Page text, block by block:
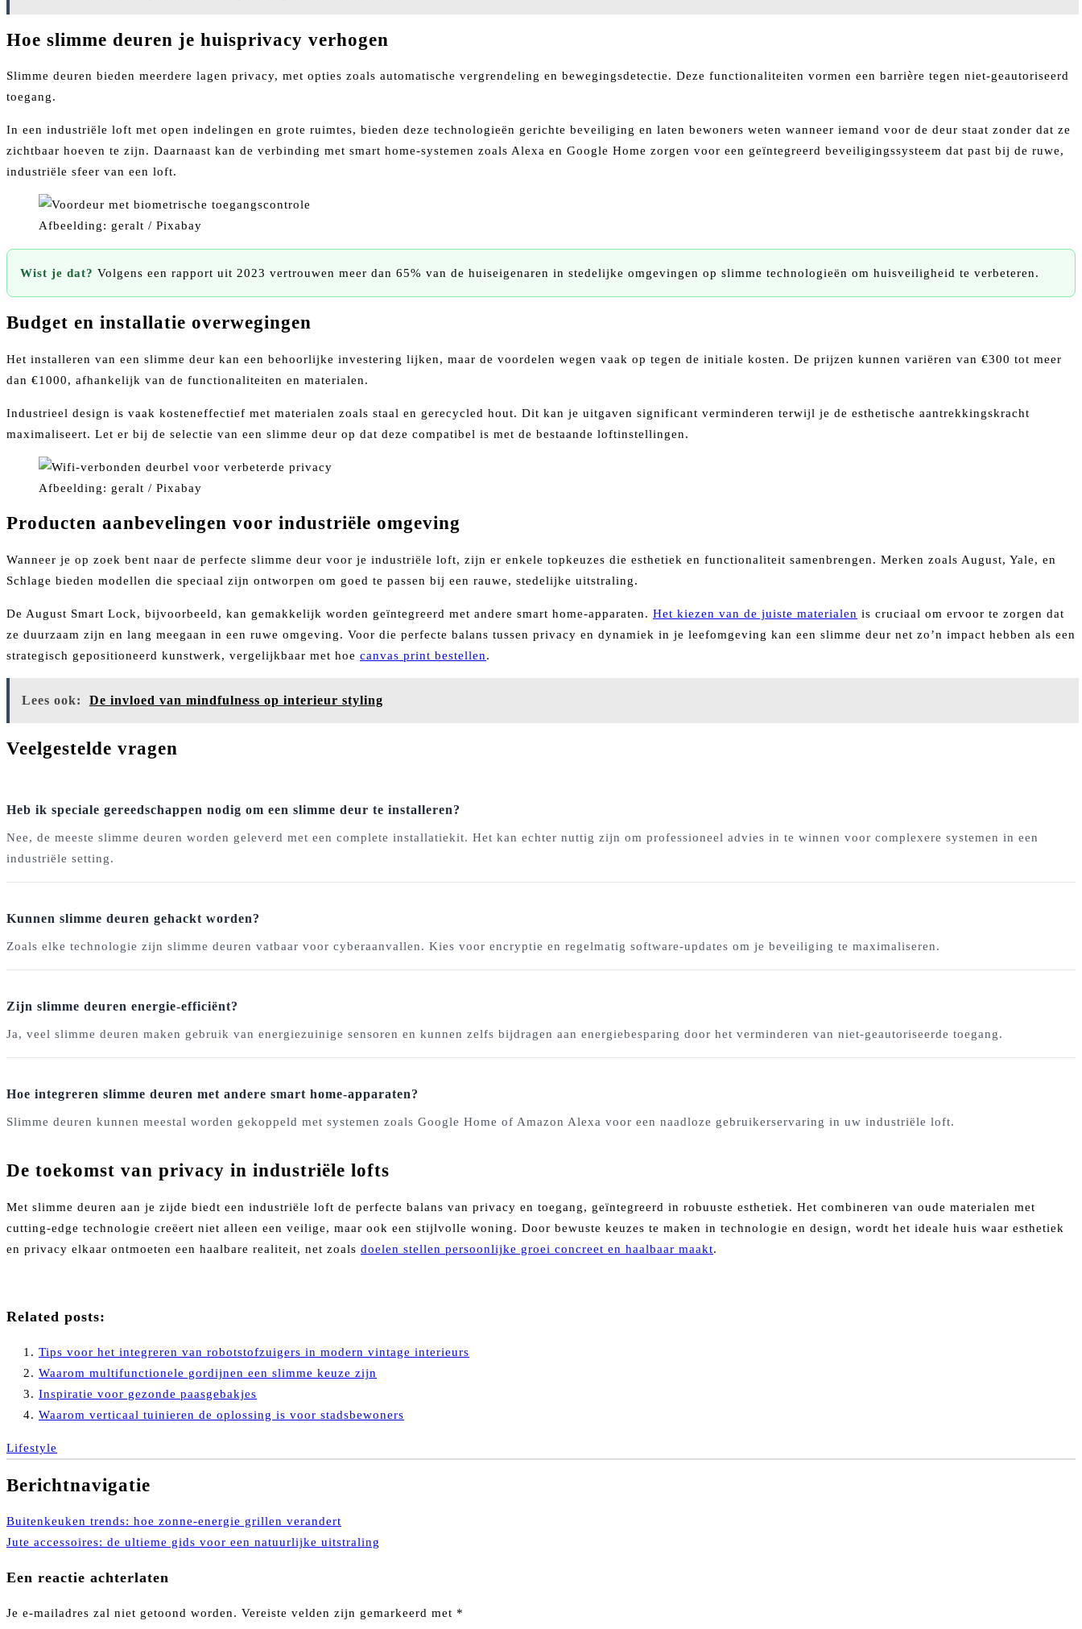
Hoe slimme deuren je huisprivacy verhogen
Slimme deuren bieden meerdere lagen privacy, met opties zoals automatische vergrendeling en bewegingsdetectie. Deze functionaliteiten vormen een barrière tegen niet-geautoriseerd
toegang.
In een industriële loft met open indelingen en grote ruimtes, bieden deze technologieën gerichte beveiliging en laten bewoners weten wanneer iemand voor de deur staat zonder dat ze
zichtbaar hoeven te zijn. Daarnaast kan de verbinding met smart home-systemen zoals Alexa en Google Home zorgen voor een geïntegreerd beveiligingssysteem dat past bij de ruwe,
industriële sfeer van een loft.
Afbeelding: geralt / Pixabay
Wist je dat? Volgens een rapport uit 2023 vertrouwen meer dan 65% van de huiseigenaren in stedelijke omgevingen op slimme technologieën om huisveiligheid te verbeteren.
Budget en installatie overwegingen
Het installeren van een slimme deur kan een behoorlijke investering lijken, maar de voordelen wegen vaak op tegen de initiale kosten. De prijzen kunnen variëren van €300 tot meer
dan €1000, afhankelijk van de functionaliteiten en materialen.
Industrieel design is vaak kosteneffectief met materialen zoals staal en gerecycled hout. Dit kan je uitgaven significant verminderen terwijl je de esthetische aantrekkingskracht
maximaliseert. Let er bij de selectie van een slimme deur op dat deze compatibel is met de bestaande loftinstellingen.
Afbeelding: geralt / Pixabay
Producten aanbevelingen voor industriële omgeving
Wanneer je op zoek bent naar de perfecte slimme deur voor je industriële loft, zijn er enkele topkeuzes die esthetiek en functionaliteit samenbrengen. Merken zoals August, Yale, en
Schlage bieden modellen die speciaal zijn ontworpen om goed te passen bij een rauwe, stedelijke uitstraling.
De August Smart Lock, bijvoorbeeld, kan gemakkelijk worden geïntegreerd met andere smart home-apparaten. Het kiezen van de juiste materialen is cruciaal om ervoor te zorgen dat
ze duurzaam zijn en lang meegaan in een ruwe omgeving. Voor die perfecte balans tussen privacy en dynamiek in je leefomgeving kan een slimme deur net zo’n impact hebben als een
strategisch gepositioneerd kunstwerk, vergelijkbaar met hoe canvas print bestellen.
Lees ook: De invloed van mindfulness op interieur styling
Veelgestelde vragen
Heb ik speciale gereedschappen nodig om een slimme deur te installeren?
Nee, de meeste slimme deuren worden geleverd met een complete installatiekit. Het kan echter nuttig zijn om professioneel advies in te winnen voor complexere systemen in een
industriële setting.
Kunnen slimme deuren gehackt worden?
Zoals elke technologie zijn slimme deuren vatbaar voor cyberaanvallen. Kies voor encryptie en regelmatig software-updates om je beveiliging te maximaliseren.
Zijn slimme deuren energie-efficiënt?
Ja, veel slimme deuren maken gebruik van energiezuinige sensoren en kunnen zelfs bijdragen aan energiebesparing door het verminderen van niet-geautoriseerde toegang.
Hoe integreren slimme deuren met andere smart home-apparaten?
Slimme deuren kunnen meestal worden gekoppeld met systemen zoals Google Home of Amazon Alexa voor een naadloze gebruikerservaring in uw industriële loft.
De toekomst van privacy in industriële lofts
Met slimme deuren aan je zijde biedt een industriële loft de perfecte balans van privacy en toegang, geïntegreerd in robuuste esthetiek. Het combineren van oude materialen met
cutting-edge technologie creëert niet alleen een veilige, maar ook een stijlvolle woning. Door bewuste keuzes te maken in technologie en design, wordt het ideale huis waar esthetiek
en privacy elkaar ontmoeten een haalbare realiteit, net zoals doelen stellen persoonlijke groei concreet en haalbaar maakt.
Related posts:
Tips voor het integreren van robotstofzuigers in modern vintage interieurs
Waarom multifunctionele gordijnen een slimme keuze zijn
Inspiratie voor gezonde paasgebakjes
Waarom verticaal tuinieren de oplossing is voor stadsbewoners
Lifestyle
Berichtnavigatie
Buitenkeuken trends: hoe zonne-energie grillen verandert
Jute accessoires: de ultieme gids voor een natuurlijke uitstraling
Een reactie achterlaten
Je e-mailadres zal niet getoond worden. Vereiste velden zijn gemarkeerd met *